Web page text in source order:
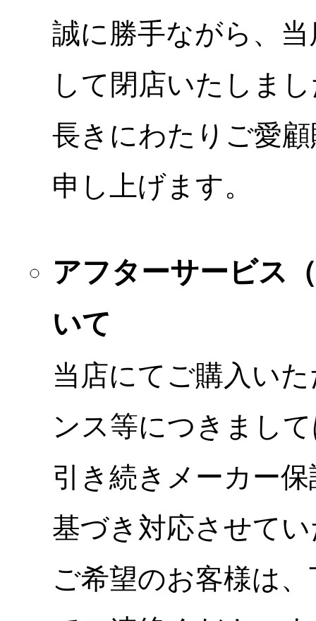
誠に勝手ながら、
して閉店いたしま
長きにわたりご愛
申し上げます。
アフターサービス
いて
当店にてご購入い
ンス等につきまし
引き続きメーカー
基づき対応させて
ご希望のお客様は